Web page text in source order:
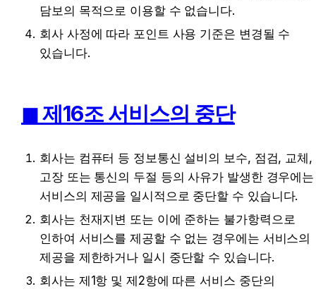
담보의 목적으로 이용할 수 없습니다.
회사 사정에 따라 포인트 사용 기준은 변경될 수
있습니다.
◼︎ 제16조 서비스의 중단
회사는 컴퓨터 등 정보통신 설비의 보수, 점검, 교체,
고장 또는 통신의 두절 등의 사유가 발생한 경우에는
서비스의 제공을 일시적으로 중단할 수 있습니다.
회사는 천재지변 또는 이에 준하는 불가항력으로
인하여 서비스를 제공할 수 없는 경우에는 서비스의
제공을 제한하거나 일시 중단할 수 있습니다.
회사는 제1항 및 제2항에 따른 서비스 중단의